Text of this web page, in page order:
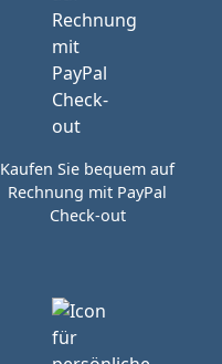
Kaufen Sie bequem auf
Rechnung mit PayPal
Check-out